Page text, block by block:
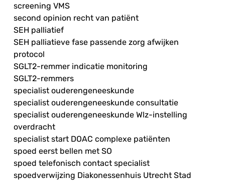
screening VMS
second opinion recht van patiënt
SEH palliatief
SEH palliatieve fase passende zorg afwijken
protocol
SGLT2-remmer indicatie monitoring
SGLT2-remmers
specialist ouderengeneeskunde
specialist ouderengeneeskunde consultatie
specialist ouderengeneeskunde Wlz-instelling
overdracht
specialist start DOAC complexe patiënten
spoed eerst bellen met SO
spoed telefonisch contact specialist
spoedverwijzing Diakonessenhuis Utrecht Stad